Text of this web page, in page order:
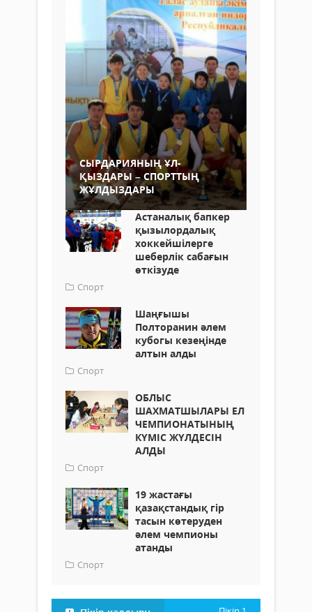
СЫРДАРИЯНЫҢ ҰЛ-
ҚЫЗДАРЫ – СПОРТТЫҢ
ЖҰЛДЫЗДАРЫ
Астаналық бапкер
қызылордалық
хоккейшілерге
шеберлік сабағын
өткізуде
Спорт
Шаңғышы
Полторанин әлем
кубогы кезеңінде
алтын алды
Спорт
ОБЛЫС
ШАХМАТШЫЛАРЫ ЕЛ
ЧЕМПИОНАТЫНЫҢ
КҮМІС ЖҮЛДЕСІН
АЛДЫ
Спорт
19 жастағы
қазақстандық гір
тасын көтеруден
әлем чемпионы
атанды
Спорт